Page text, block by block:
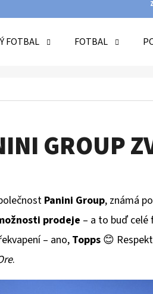
FOTBAL FOTBAL
GROUP
Panini Group, známá
prodeje – a to buď
– ano, Topps 😊
.